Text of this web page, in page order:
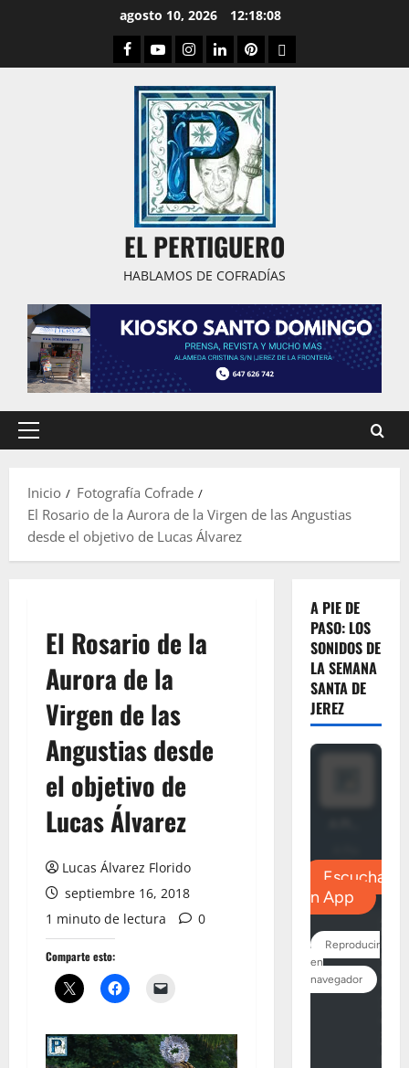
agosto 10, 2026 12:18:09
Facebook
YoutubeInstagram
LinkedPinterestDribbble
EL PERTIGUERO
HABLAMOS DE COFRADÍAS
Menú
Inicio
Fotografía Cofrade
El Rosario de la Aurora de la Virgen de las Angustias
desde el objetivo de Lucas Álvarez
El Rosario de la
Aurora de la
Virgen de las
Angustias desde
el objetivo de
Lucas Álvarez
Lucas Álvarez Florido
septiembre 16, 2018
1 minuto de lectura
0
Comparte esto:
A PIE DE
PASO: LOS
SONIDOS DE
LA SEMANA
SANTA DE
JEREZ